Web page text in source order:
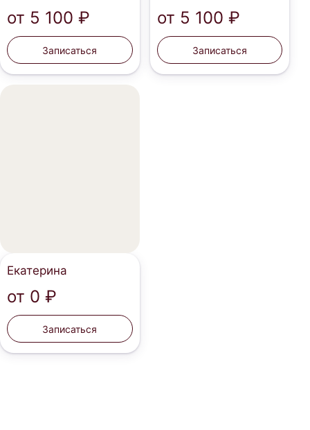
от 5 100 ₽
Записаться
от 5 100 ₽
Записаться
Екатерина
от 0 ₽
Записаться